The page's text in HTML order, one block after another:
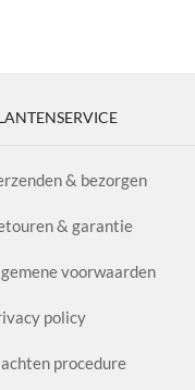
& bezorgen
& garantie
voorwaarden
policy
procedure